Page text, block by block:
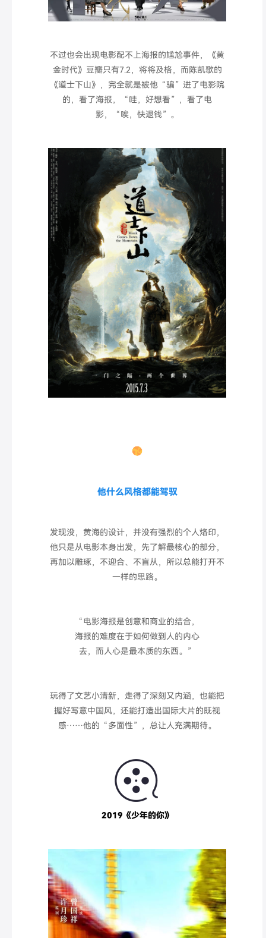
不过也会出现电影配不上海报的尴尬事件，《黄
金时代》豆瓣只有7.2，将将及格，而陈凯歌的
《道士下山》，完全就是被他 “骗” 进了电影院
的，看了海报，“哇，好想看”，看了电
影，“唉，快退钱”。
他什么风格都能驾驭
发现没，黄海的设计，并没有强烈的个人烙印，
他只是从电影本身出发， 先了解最核心的部分，
再加以雕琢，不迎合、不盲从，所以总能打开不
一样的思路。
“电影海报是创意和商业的结合，
海报的难度在于如何做到人的内心
去，而人心是最本质的东西。”
玩得了文艺小清新，走得了深刻又内涵，也能把
握好写意中国风，还能打造出国际大片的既视
感……他的“多面性”，总让人充满期待。
2019《少年的你》